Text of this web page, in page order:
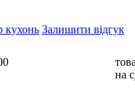
кухонь Залишити відгук
на